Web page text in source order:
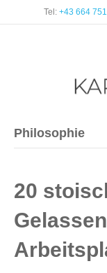
Tel: +43 664
Philosophie
20